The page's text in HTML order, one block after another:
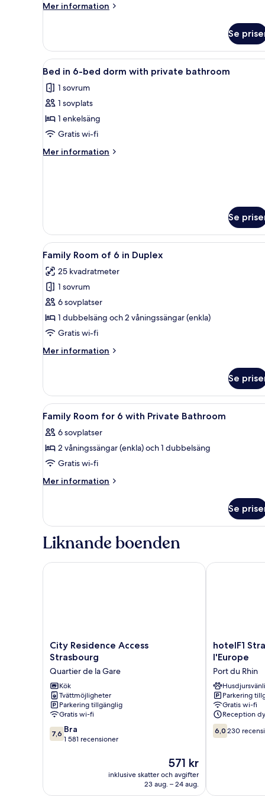
Mer information
Mer
room
of
8
Se
Öppna
alla
foton
för
Bed
in
6-
bed
4
Bed in 6-bed dorm with private bathroom
1 sovrum
1 sovplats
1 enkelsäng
Gratis wi-fi
Mer information
Mer
dorm
with
private
bathroom
Se
Öppna
alla
foton
för
Family
Room
of
in
4
Family Room of 6 in Duplex
25 kvadratmeter
1 sovrum
6 sovplatser
1 dubbelsäng och 2 våningssängar (enkla)
Gratis wi-fi
Mer information
Mer
Room
of
6
Duplex
Se
Öppna
alla
foton
för
Family
Room
with
Private
Bathroom
10
Family Room for 6 with Private Bathroom
6 sovplatser
2 våningssängar (enkla) och 1 dubbelsäng
Gratis wi-fi
Mer information
Mer
Room
Private
Se
Liknande boenden
City
Residence
Strasbourg
Quartier
de
la
Gare
City Residence Access
Strasbourg
Quartier de la Gare
Kök
Tvättmöjligheter
Parkering tillgänglig
Gratis wi-fi
7.6
av
1 581 recensioner
7,6 Bra
1 581 recensioner
Priset
är
571 kr
571 kr
inklusive skatter och avgifter
23 aug. – 24 aug.
City Residence Access Strasbourg
hotelF1
Strasbourg
de
l'Europe
Port
du
Rhin
hotelF1
l'Europe
Port du Rhin
Parkering
Gratis wi-fi
Reception
6.0
av
6,0 230
hotelF1